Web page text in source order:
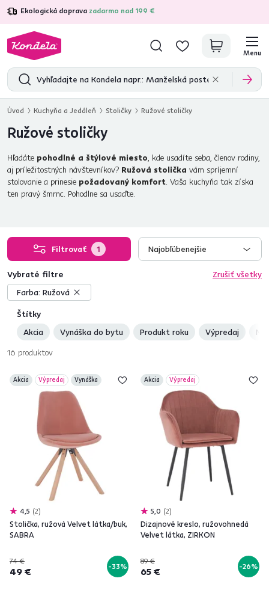
Ekologická doprava zadarmo nad 199 €
4,7 31 285overených produktových recenzií
Menu
Úvod Kuchyňa a Jedáleň Stoličky Ružové stoličky
Ružové stoličky
Hľadáte pohodlné a štýlové miesto, kde usadíte seba, členov rodiny,
aj príležitostných návštevníkov? Ružová stolička vám spríjemní
stolovanie a prinesie požadovaný komfort. Vaša kuchyňa tak získa
ten pravý šmrnc. Pohodlne sa usaďte.
Filtrovať 1 Najobľúbenejšie
Štítky
Akcia
Vynáška do bytu Produkt roku Výpredaj
Vybraté filtre
Zrušiť všetky
Farba: Ružová
16 produktov
Akcia Výpredaj Vynáška
4,5 2
Stolička, ružová Velvet látka/buk,
SABRA
74 €
49 € -33%
Akcia Výpredaj
5,0 2
Dizajnové kreslo, ružovohnedá
Velvet látka, ZIRKON
89 €
65 € -26%